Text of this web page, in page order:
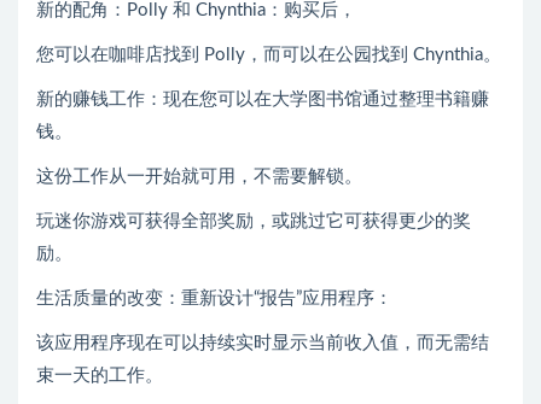
新的配角：Polly 和 Chynthia：购买后，
您可以在咖啡店找到 Polly，而可以在公园找到 Chynthia。
新的赚钱工作：现在您可以在大学图书馆通过整理书籍赚
钱。
这份工作从一开始就可用，不需要解锁。
玩迷你游戏可获得全部奖励，或跳过它可获得更少的奖
励。
生活质量的改变：重新设计“报告”应用程序：
该应用程序现在可以持续实时显示当前收入值，而无需结
束一天的工作。